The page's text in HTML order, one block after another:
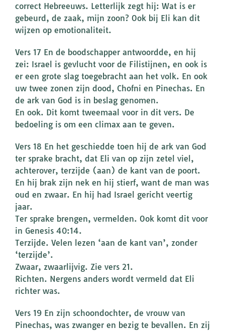
correct Hebreeuws. Letterlijk zegt hij: Wat is er
gebeurd, de zaak, mijn zoon? Ook bij Eli kan dit
wijzen op emotionaliteit.
Vers 17 En de boodschapper antwoordde, en hij
zei: Israel is gevlucht voor de Filistijnen, en ook is
er een grote slag toegebracht aan het volk. En ook
uw twee zonen zijn dood, Chofni en Pinechas. En
de ark van God is in beslag genomen.
En ook. Dit komt tweemaal voor in dit vers. De
bedoeling is om een climax aan te geven.
Vers 18 En het geschiedde toen hij de ark van God
ter sprake bracht, dat Eli van op zijn zetel viel,
achterover, terzijde (aan) de kant van de poort.
En hij brak zijn nek en hij stierf, want de man was
oud en zwaar. En hij had Israel gericht veertig
jaar.
Ter sprake brengen, vermelden. Ook komt dit voor
in Genesis 40:14.
Terzijde. Velen lezen ‘aan de kant van’, zonder
‘terzijde’.
Zwaar, zwaarlijvig. Zie vers 21.
Richten. Nergens anders wordt vermeld dat Eli
richter was.
Vers 19 En zijn schoondochter, de vrouw van
Pinechas, was zwanger en bezig te bevallen. En zij